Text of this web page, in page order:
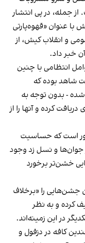
جمله، در پی انتشار
با عنوان «قهوه‌پارتی
و انقلاب کیش، از
خبر داد.
انتظامی با چنین
شاهد بوده که
- بدون توجه به
کرده و آنها را از
است که حساسیت
و نسل زد وجود
خشن‌تر برخورد
را «برخلاف
کرده و به نظر
در این زمینه‌اند.
کافه در دزفول و